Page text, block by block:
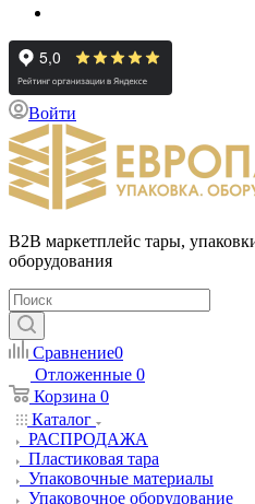
Войти
B2B маркетплейс тары,
оборудования
Сравнение0
Отложенные 0
Корзина 0
Каталог
РАСПРОДАЖА
Пластиковая тара
Упаковочные материалы
Упаковочное оборудование